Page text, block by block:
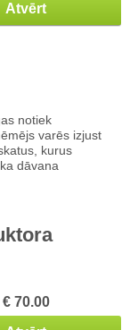
Atvērt
notiek
varēs izjust
kurus
dāvana
€ 70.00